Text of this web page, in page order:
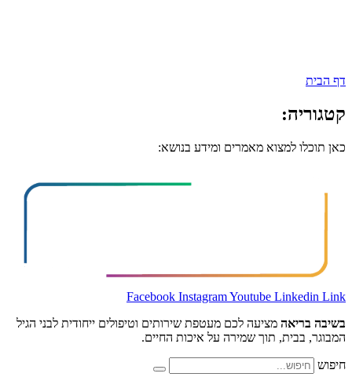
מאמרים ומידע בנושא:
Facebook InstagramYoutube
מציעה לכם מעטפת שירותים וטיפולים ייחודית לבני הגיל
תוך שמירה על איכות החיים.